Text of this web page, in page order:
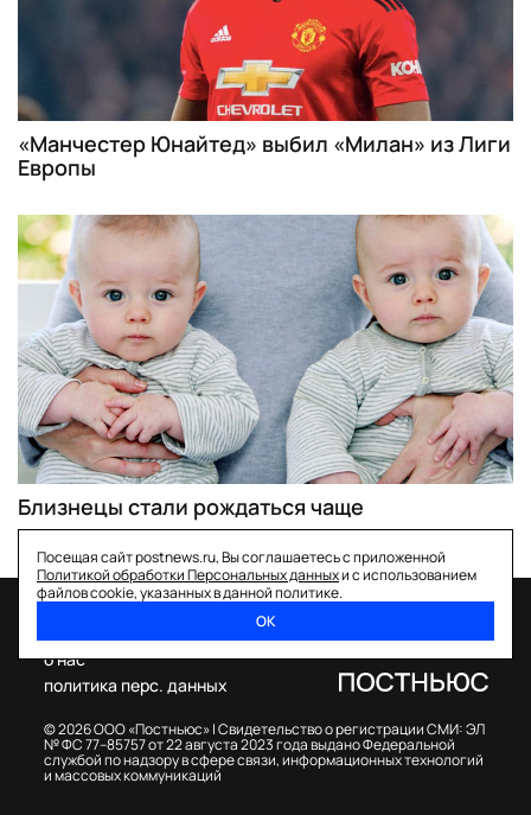
«Манчестер Юнайтед» выбил «Милан» из Лиги
Европы
Близнецы стали рождаться чаще
Посещая сайт postnews.ru, Вы соглашаетесь с приложенной
Политикой обработки Персональных данныхи с использованием
файлов cookie, указанных в данной политике.
ОК
© 2026 ООО «Постньюс» |Свидетельство о регистрации СМИ: ЭЛ
№ ФС 77–85757 от 22 августа 2023 года выдано Федеральной
службой по надзору в сфере связи, информационных технологий
и массовых коммуникаций
о нас
политика перс. данных